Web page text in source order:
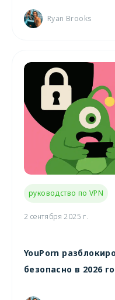
Ryan Brooks
руководство по VPN
2 сентября 2025 г.
YouPorn
безопасно в 2026